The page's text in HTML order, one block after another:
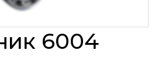
6004